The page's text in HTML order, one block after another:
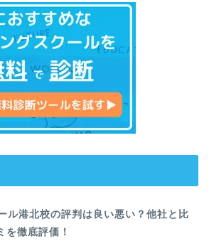
ル港北校の評判は良い悪い？他社と比
を徹底評価！